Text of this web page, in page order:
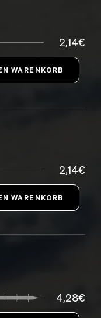
2,14€
2,14€
4,28€